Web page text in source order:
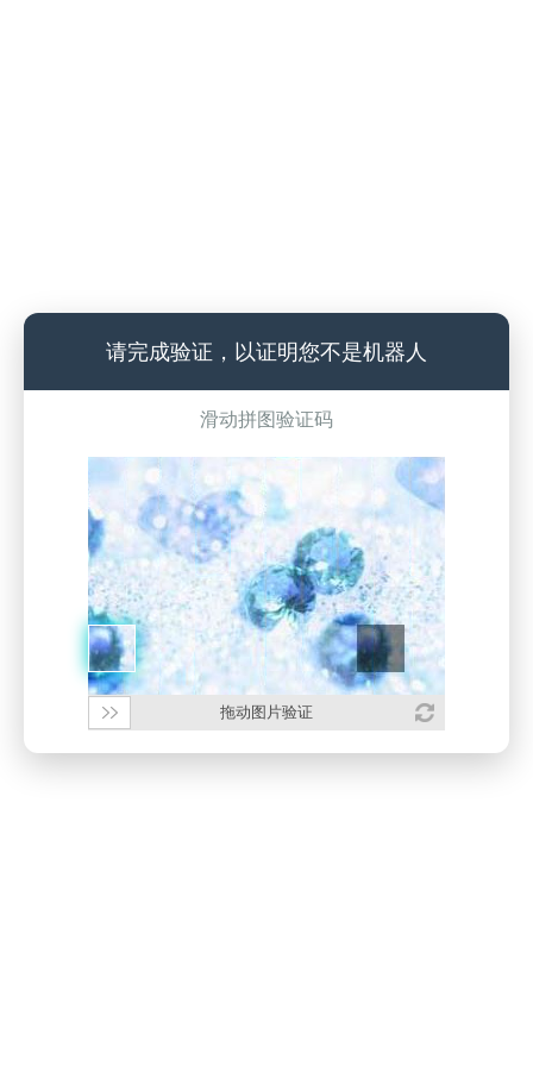
请完成验证，以证明您不是机器人
滑动拼图验证码
拖动图片验证